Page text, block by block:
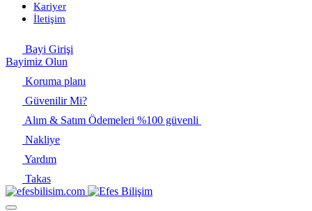
Kariyer
İletişim
Bayi Girişi
Bayimiz Olun
Koruma planı
Güvenilir Mi?
Alım & Satım Ödemeleri %100 güvenli
Nakliye
Yardım
Takas